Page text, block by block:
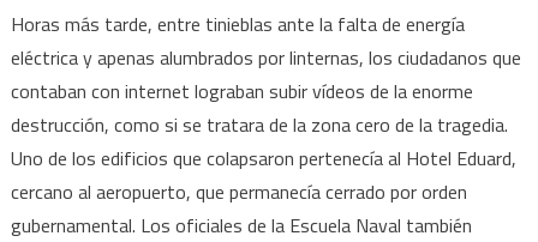
Horas más tarde, entre tinieblas ante la falta de energía
eléctrica y apenas alumbrados por linternas, los ciudadanos que
contaban con internet lograban subir vídeos de la enorme
destrucción, como si se tratara de la zona cero de la tragedia.
Uno de los edificios que colapsaron pertenecía al Hotel Eduard,
cercano al aeropuerto, que permanecía cerrado por orden
gubernamental. Los oficiales de la Escuela Naval también